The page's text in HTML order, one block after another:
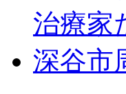
治療家
深谷市